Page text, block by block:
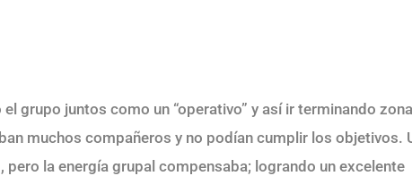
grupo juntos como un “operativo” y así ir terminando
muchos compañeros y no podían cumplir los objetivos.
la energía grupal compensaba; logrando un excelente